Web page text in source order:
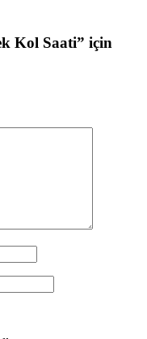
Kol Saati” için